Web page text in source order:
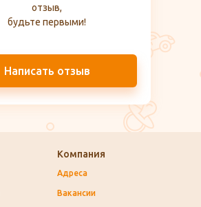
отзыв,
будьте первыми!
Написать отзыв
Компания
Адреса
Вакансии